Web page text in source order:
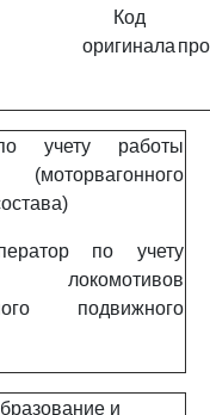
Код
оригинала
учету работы
(моторвагонного
по учету
подвижного
и